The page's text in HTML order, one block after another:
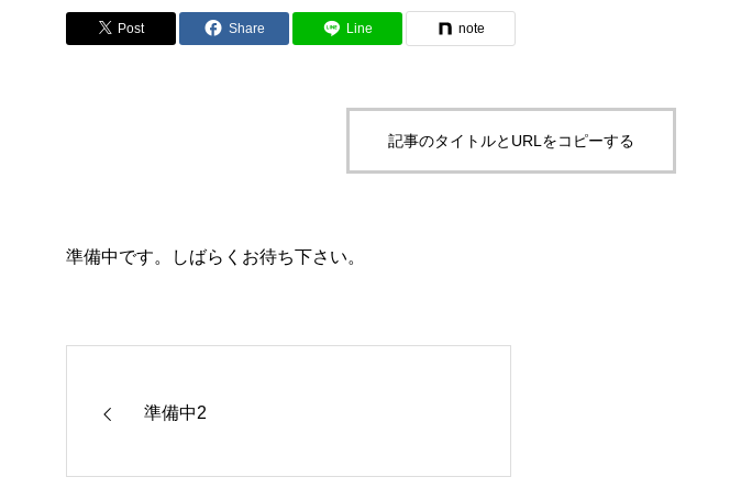
Post Share Line note
記事のタイトルとURLをコピーする
準備中です。しばらくお待ち下さい。
準備中2